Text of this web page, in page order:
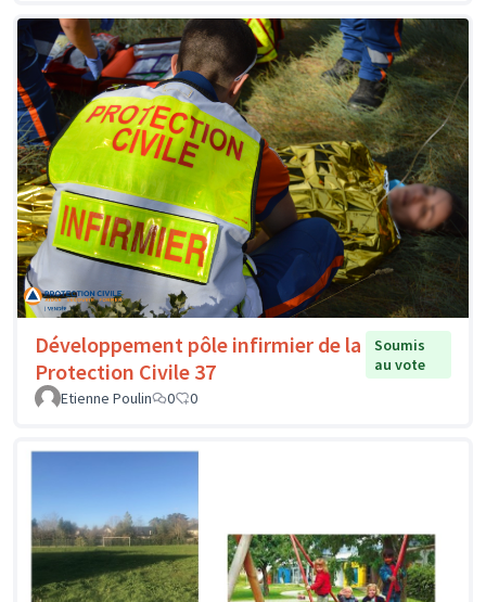
Développement pôle infirmier de la
Protection Civile 37
Soumis
au vote
Etienne Poulin
0 0